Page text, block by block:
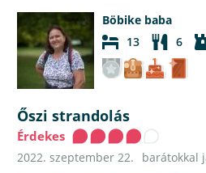
Böbike baba
13
6
Őszi strandolás
Érdekes
2022. szeptember 22.
barátokkal